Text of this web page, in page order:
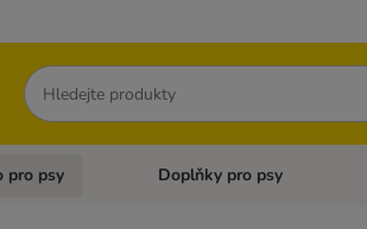
Hledat
Doplňky pro kočky
pro psy Otevřít menu: Krmivo pro psy
Doplňky pro psy